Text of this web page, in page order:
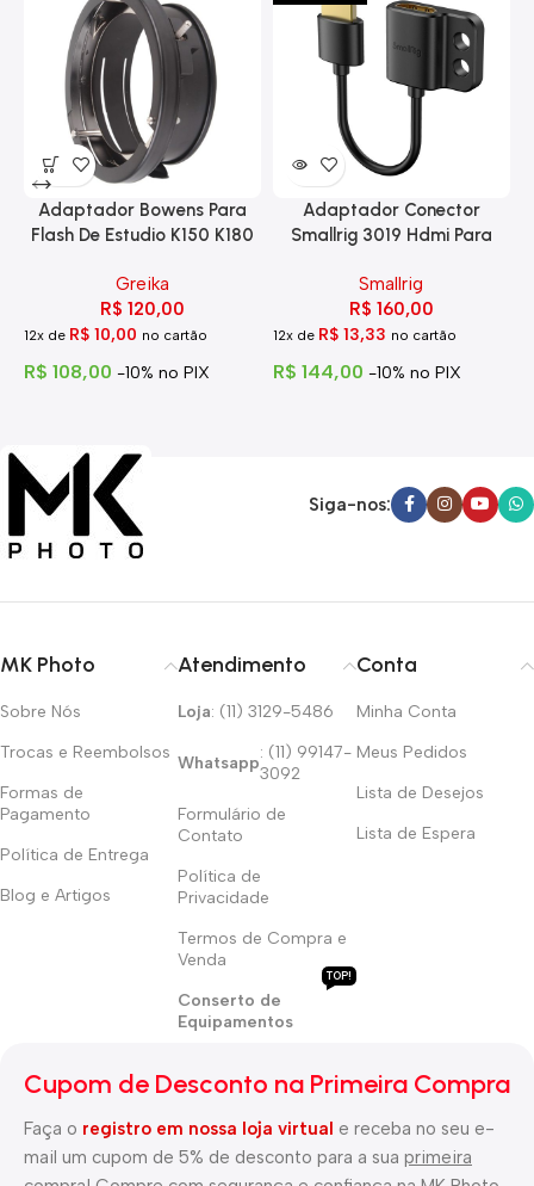
Adaptador Bowens Para
Flash De Estudio K150 K180
Greika
R$ 120,00
12x de R$ 10,00 no cartão
R$ 108,00 -10% no PIX
Adaptador Conector
Smallrig 3019 Hdmi Para
Smallrig
R$ 160,00
12x de R$13,33 no cartão
R$ 144,00 -10% no PIX
Siga-nos:
MK Photo
Sobre Nós
Trocas e Reembolsos
Formas de
Pagamento
Política de Entrega
Blog e Artigos
Atendimento
Loja: (11) 3129-5486
Whatsapp
: (11) 99147-
3092
Formulário de
Contato
Política de
Privacidade
Termos de Compra e
Venda
Conserto de
Equipamentos
TOP!
Conta
Minha Conta
Meus Pedidos
Lista de Desejos
Lista de Espera
Cupom de Desconto na Primeira Compra
Faça o registro em nossa loja virtual e receba no seu e-
mail um cupom de 5% de desconto para a sua primeira